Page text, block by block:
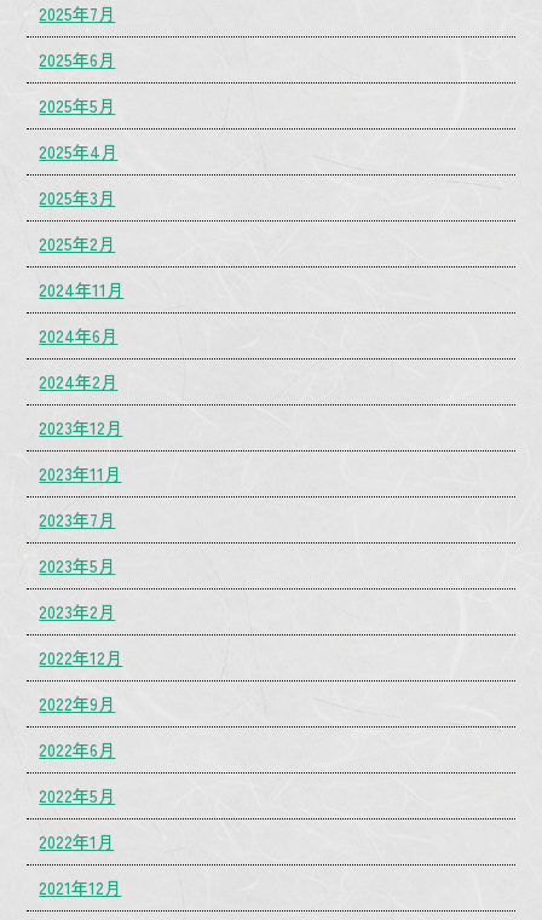
2025年7月
2025年6月
2025年5月
2025年4月
2025年3月
2025年2月
2024年11月
2024年6月
2024年2月
2023年12月
2023年11月
2023年7月
2023年5月
2023年2月
2022年12月
2022年9月
2022年6月
2022年5月
2022年1月
2021年12月